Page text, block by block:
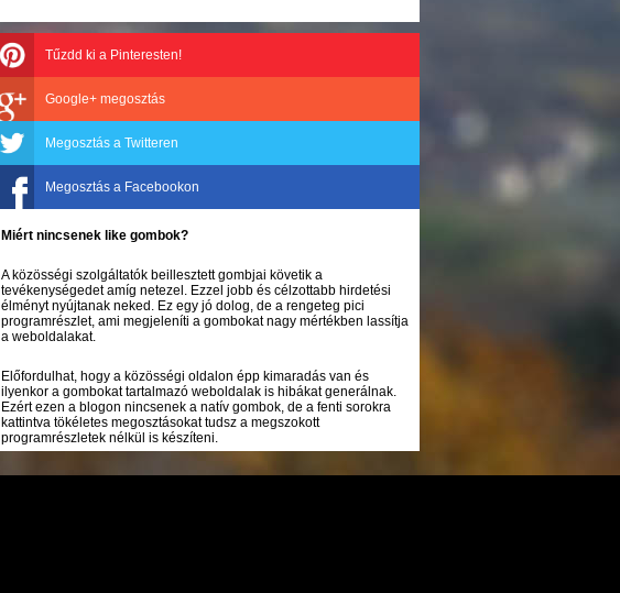
Tűzdd ki a Pinteresten!
Google+ megosztás
Megosztás a Twitteren
Megosztás a Facebookon
Miért nincsenek like gombok?
A közösségi szolgáltatók beillesztett gombjai követik a
tevékenységedet amíg netezel. Ezzel jobb és célzottabb hirdetési
élményt nyújtanak neked. Ez egy jó dolog, de a rengeteg pici
programrészlet, ami megjeleníti a gombokat nagy mértékben lassítja
a weboldalakat.
Előfordulhat, hogy a közösségi oldalon épp kimaradás van és
ilyenkor a gombokat tartalmazó weboldalak is hibákat generálnak.
Ezért ezen a blogon nincsenek a natív gombok, de a fenti sorokra
kattintva tökéletes megosztásokat tudsz a megszokott
programrészletek nélkül is készíteni.